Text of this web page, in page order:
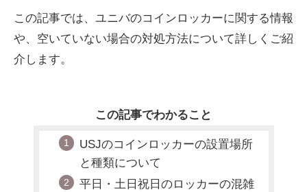
この記事では、ユニバのコインロッカーに関する情報
や、空いていない場合の対処方法について詳しくご紹
介します。
この記事でわかること
USJのコインロッカーの設置場所
と種類について
平日・土日祝日のロッカーの混雑